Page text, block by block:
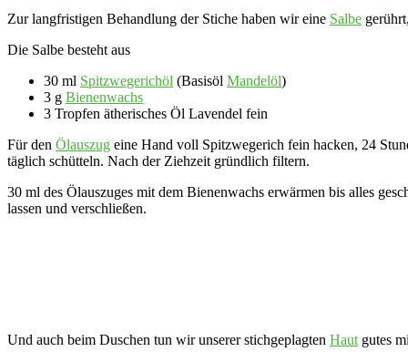
Zur langfristigen Behandlung der Stiche haben wir eine Salbe
Die Salbe besteht aus
30 ml Spitzwegerichöl (Basisöl Mandelöl)
3 g Bienenwachs
3 Tropfen ätherisches Öl Lavendel fein
Für den Ölauszug eine Hand voll Spitzwegerich fein hacken, 24
täglich schütteln. Nach der Ziehzeit gründlich filtern.
30 ml des Ölauszuges mit dem Bienenwachs erwärmen bis alles
lassen und verschließen.
Und auch beim Duschen tun wir unserer stichgeplagten Hautgutes